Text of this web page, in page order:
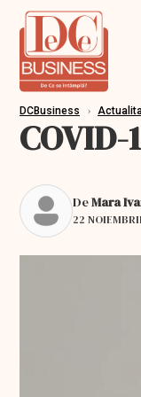
DCBusiness ›
DeMara
22